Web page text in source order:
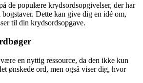
de populære krydsordsopgivelser, der har
Dette kan give dig en idé om,
til din krydsordsopgave.
en nyttig ressource, da den ikke kun
ønskede ord, men også viser dig, hvor